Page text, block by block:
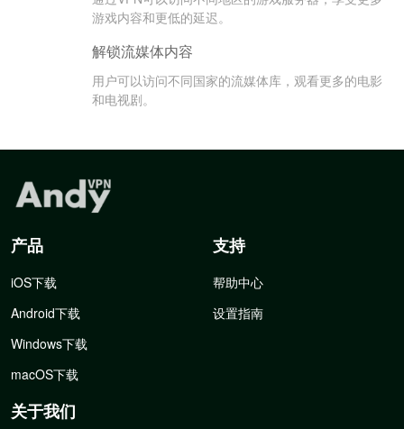
游戏内容和更低的延迟。
解锁流媒体内容
用户可以访问不同国家的流媒体库，观看更多的电影
和电视剧。
产品
iOS下载
Android下载
Windows下载
macOS下载
支持
帮助中心
设置指南
关于我们